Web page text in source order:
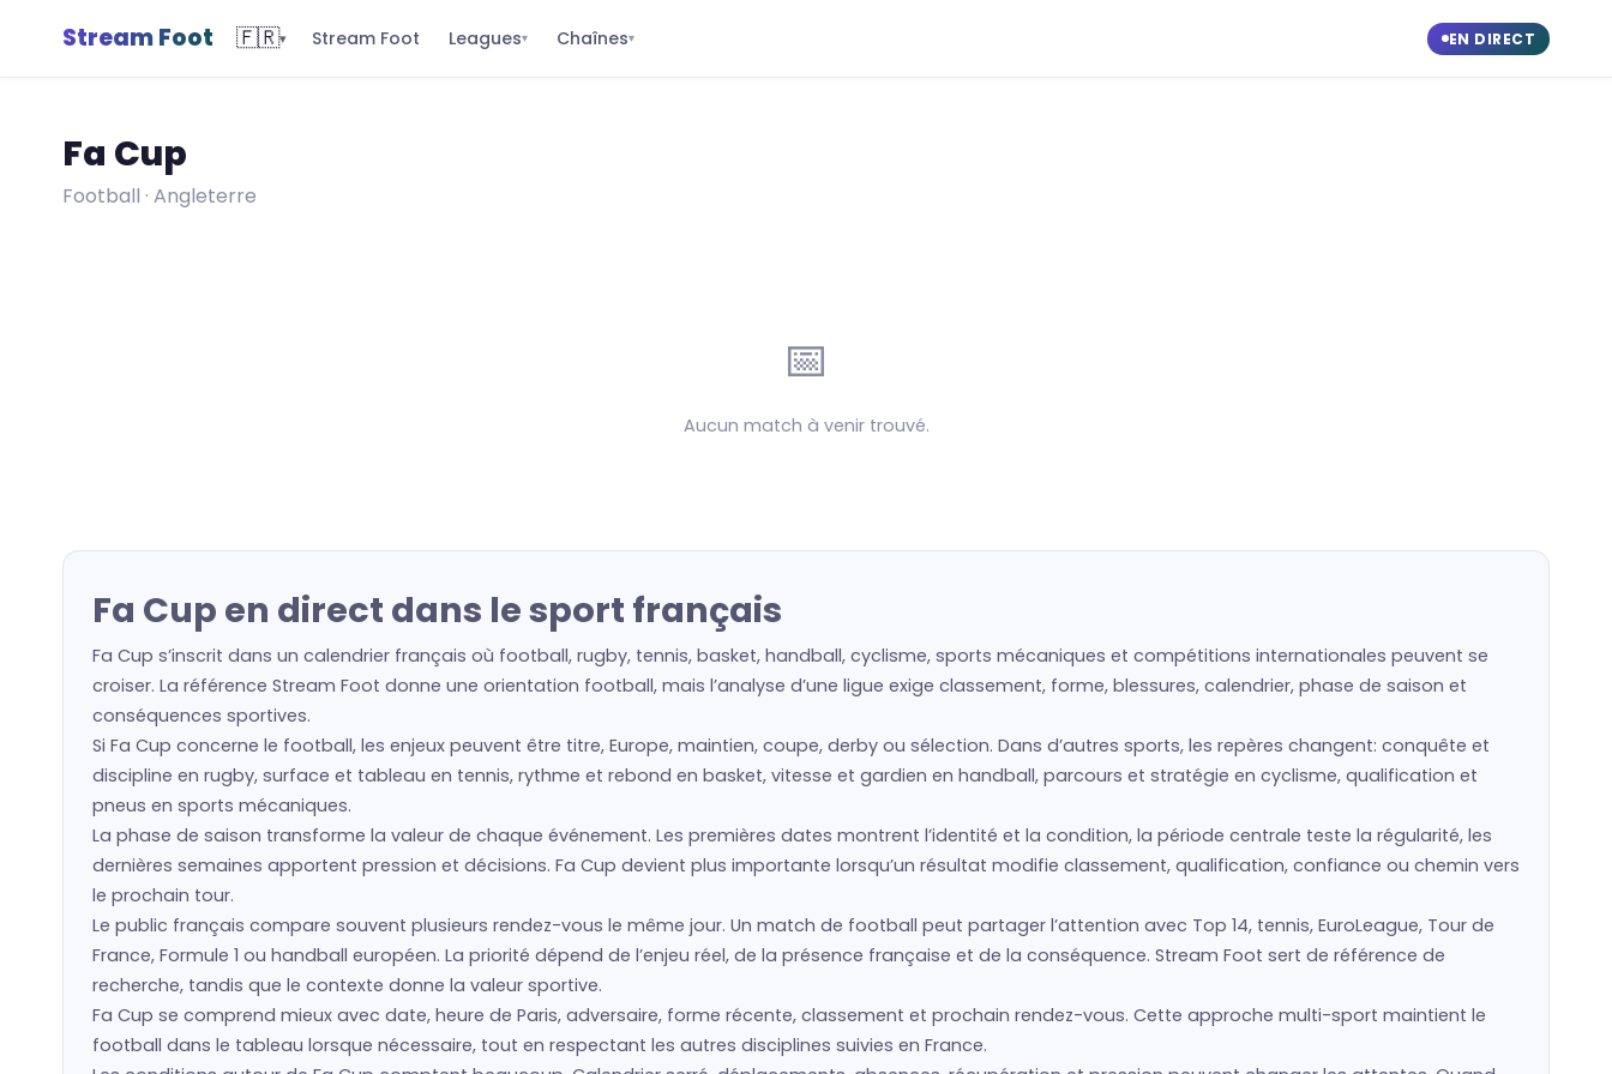
Stream Foot 🇫🇷▾ Stream Foot Leagues▾ Chaînes▾ EN DIRECT
Fa Cup
Football · Angleterre
📅
Aucun match à venir trouvé.
Fa Cup en direct dans le sport français
Fa Cup s’inscrit dans un calendrier français où football, rugby, tennis, basket, handball, cyclisme, sports mécaniques et compétitions internationales peuvent se
croiser. La référence Stream Foot donne une orientation football, mais l’analyse d’une ligue exige classement, forme, blessures, calendrier, phase de saison et
conséquences sportives.
Si Fa Cup concerne le football, les enjeux peuvent être titre, Europe, maintien, coupe, derby ou sélection. Dans d’autres sports, les repères changent: conquête et
discipline en rugby, surface et tableau en tennis, rythme et rebond en basket, vitesse et gardien en handball, parcours et stratégie en cyclisme, qualification et
pneus en sports mécaniques.
La phase de saison transforme la valeur de chaque événement. Les premières dates montrent l’identité et la condition, la période centrale teste la régularité, les
dernières semaines apportent pression et décisions. Fa Cup devient plus importante lorsqu’un résultat modifie classement, qualification, confiance ou chemin vers
le prochain tour.
Le public français compare souvent plusieurs rendez-vous le même jour. Un match de football peut partager l’attention avec Top 14, tennis, EuroLeague, Tour de
France, Formule 1 ou handball européen. La priorité dépend de l’enjeu réel, de la présence française et de la conséquence. Stream Foot sert de référence de
recherche, tandis que le contexte donne la valeur sportive.
Fa Cup se comprend mieux avec date, heure de Paris, adversaire, forme récente, classement et prochain rendez-vous. Cette approche multi-sport maintient le
football dans le tableau lorsque nécessaire, tout en respectant les autres disciplines suivies en France.